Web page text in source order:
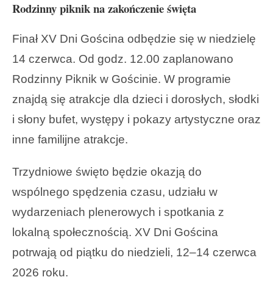
Rodzinny piknik na zakończenie święta
Finał XV Dni Gościna odbędzie się w niedzielę
14 czerwca. Od godz. 12.00 zaplanowano
Rodzinny Piknik w Gościnie. W programie
znajdą się atrakcje dla dzieci i dorosłych, słodki
i słony bufet, występy i pokazy artystyczne oraz
inne familijne atrakcje.
Trzydniowe święto będzie okazją do
wspólnego spędzenia czasu, udziału w
wydarzeniach plenerowych i spotkania z
lokalną społecznością. XV Dni Gościna
potrwają od piątku do niedzieli, 12–14 czerwca
2026 roku.